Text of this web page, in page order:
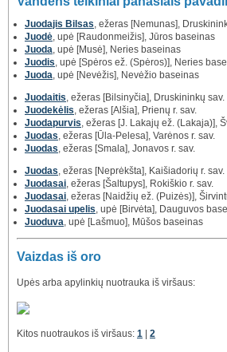
Juodajis Bilsas, ežeras [Nemunas],
Juodė, upė [Raudonmeižis], Jūros baseinas
Juoda, upė [Musė], Neries baseinas
Juodis, upė [Spėros ež. (Spėros)], Neries
Juoda, upė [Nevėžis], Nevėžio baseinas
Juodaitis, ežeras [Bilsinyčia], Druskininkų sav.
Juodekėlis, ežeras [Alšia], Prienų r. sav.
Juodapurvis, ežeras [J. Lakajų ež. (Lakaja)],
Juodas, ežeras [Ūla-Pelesa], Varėnos r. sav.
Juodas, ežeras [Smala], Jonavos r. sav.
Juodas, ežeras [Neprėkšta], Kaišiadorių r. sav.
Juodasai, ežeras [Šaltupys], Rokiškio r. sav.
Juodasai, ežeras [Naidžių ež. (Puizės)],
Juodasai upelis, upė [Birvėta], Dauguvos
Juoduva, upė [Lašmuo], Mūšos baseinas
Vaizdas iš oro
Upės arba apylinkių nuotrauka iš viršaus:
Kitos nuotraukos iš viršaus: 1 | 2